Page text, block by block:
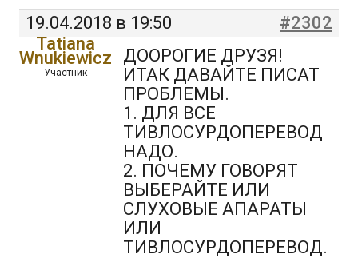
19.04.2018 в 19:50
#2302
Tatiana
Wnukiewicz
Участник
ДООРОГИЕ ДРУЗЯ!
ИТАК ДАВАЙТЕ ПИСАТ
ПРОБЛЕМЫ.
1. ДЛЯ ВСЕ
ТИВЛОСУРДОПЕРЕВОД
НАДО.
2. ПОЧЕМУ ГОВОРЯТ
ВЫБЕРАЙТЕ ИЛИ
СЛУХОВЫЕ АПАРАТЫ
ИЛИ
ТИВЛОСУРДОПЕРЕВОД.